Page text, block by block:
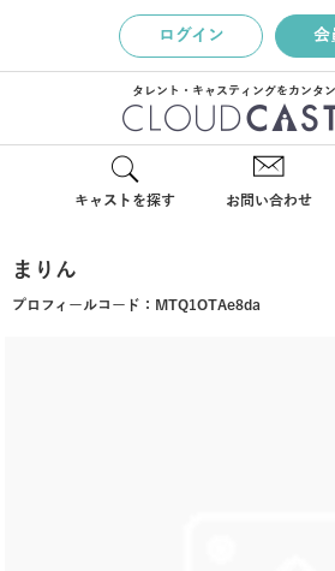
ログイン 会
タレント・キャスティングをカンタ
キャストを探す お問い合わせ
まりん
プロフィールコード： MTQ1OTAe8da